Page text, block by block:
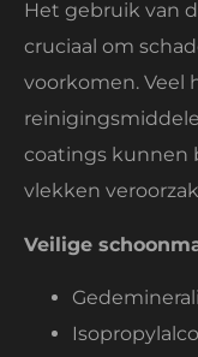
Het gebruik van
cruciaal om
voorkomen. Veel
coatings kunnen
vlekken
Veilige